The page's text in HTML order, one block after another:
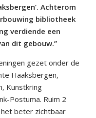
Achterom
bibliotheek
verdiende een
dit gebouw.”
gezet onder de
Haaksbergen,
Kunstkring
Postuma. Ruim 2
beter zichtbaar